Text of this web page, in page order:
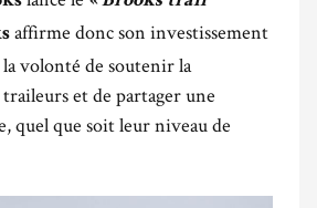
affirme donc son investissement
volonté de soutenir la
et de partager une
quel que soit leur niveau de